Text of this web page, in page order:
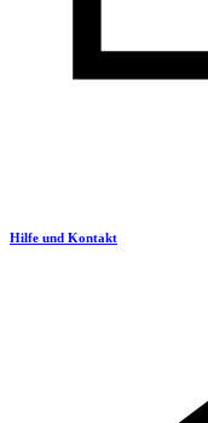
Hilfe und Kontakt